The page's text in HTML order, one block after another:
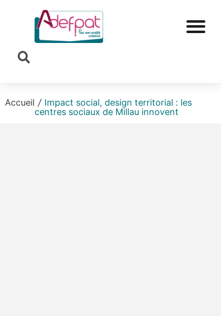
Accueil / Impact social, design territorial : les
centres sociaux de Millau innovent